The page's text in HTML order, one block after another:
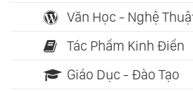
Văn Học - Nghệ
Tác Phẩm Kinh Điển
Giáo Dục - Đào Tạo